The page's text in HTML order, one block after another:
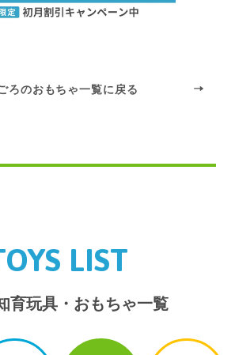
ろのおもちゃ一覧に戻る
LIST
育玩具・おもちゃ一覧